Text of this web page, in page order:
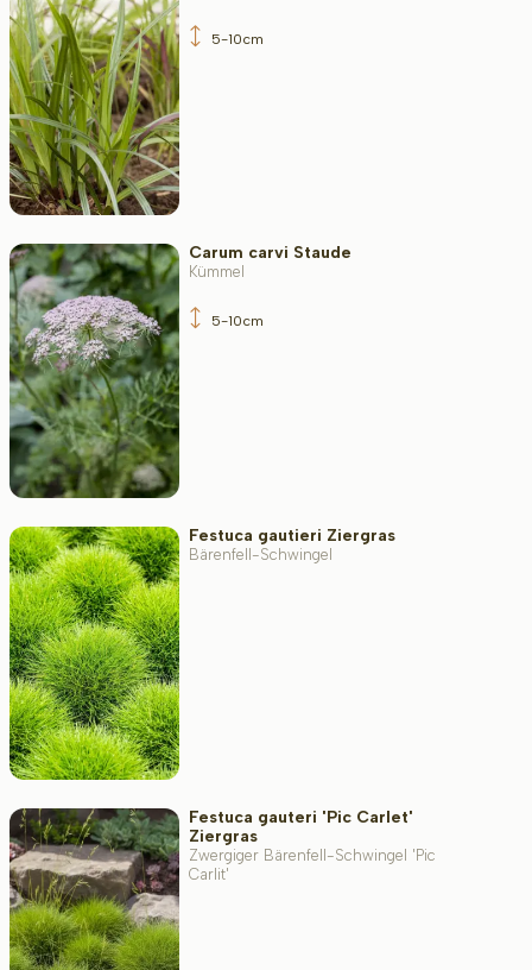
5-10cm
Carum carvi Staude
Kümmel
5-10cm
Festuca gautieri Ziergras
Bärenfell-Schwingel
Festuca gauteri 'Pic Carlet'
Ziergras
Zwergiger Bärenfell-Schwingel 'Pic
Carlit'